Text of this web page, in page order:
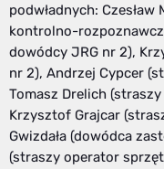
podwładnych:
kontrolno-
dowódcy JRG nr 2),
nr 2), Andrzej Cypcer
Tomasz Drelich
Krzysztof Grajcar
Gwizdała (dowódca
(straszy operator